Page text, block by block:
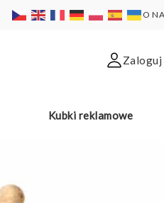
O
Zaloguj
Kubki reklamowe